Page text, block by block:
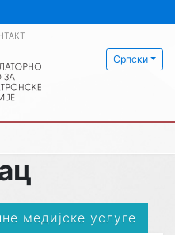
Српски
медијске услуге